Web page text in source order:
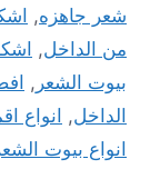
شعر جاهزه,
من الداخل,
بيوت الشعر ,
الداخل, انواع
انواع بيوت